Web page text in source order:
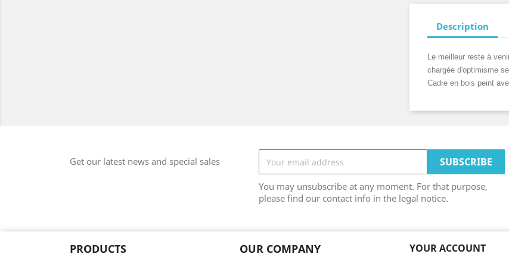
Description
Le meilleur reste à
chargée d'optimisme
Cadre en bois peint
Get our latest news and special sales
You may unsubscribe at any moment. For that purpose,
please find our contact info in the legal notice.
PRODUCTS OUR COMPANY YOUR ACCOUNT